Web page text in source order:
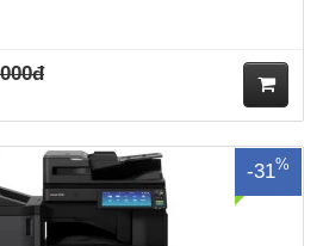
ua
-31%
việc cao, hạn chế tối đa kẹt giấy ( sản